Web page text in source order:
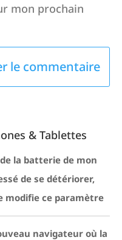
mon prochain
& Tablettes
la batterie de mon
de se détériorer,
modifie ce paramètre
navigateur où la